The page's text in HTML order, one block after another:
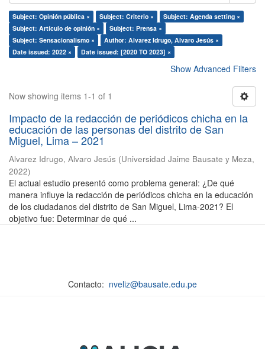
Subject: Opinión pública × Subject: Criterio ×
Subject: Agenda setting ×
Subject: Artículo de opinión ×
Subject: Prensa ×
Subject: Sensacionalismo ×
Author: Alvarez Idrugo, Alvaro Jesús ×
Date issued: 2022 ×
Date issued: [2020 TO 2023] ×
Show Advanced Filters
Now showing items 1-1 of 1
Impacto de la redacción de periódicos chicha en la
educación de las personas del distrito de San
Miguel, Lima – 2021
Alvarez Idrugo, Alvaro Jesús (Universidad Jaime Bausate y Meza,
2022)
El actual estudio presentó como problema general: ¿De qué
manera influye la redacción de periódicos chicha en la educación
de los ciudadanos del distrito de San Miguel, Lima-2021? El
objetivo fue: Determinar de qué ...
Contacto: nveliz@bausate.edu.pe